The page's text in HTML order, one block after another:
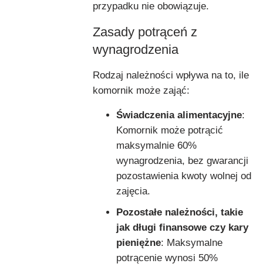
przypadku nie obowiązuje.
Zasady potrąceń z
wynagrodzenia
Rodzaj należności wpływa na to, ile
komornik może zająć:
Świadczenia alimentacyjne:
Komornik może potrącić
maksymalnie 60%
wynagrodzenia, bez gwarancji
pozostawienia kwoty wolnej od
zajęcia.
Pozostałe należności, takie
jak długi finansowe czy kary
pieniężne: Maksymalne
potrącenie wynosi 50%